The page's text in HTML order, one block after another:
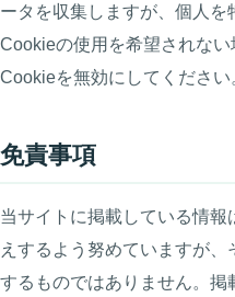
ータを収集しますが、個人を
Cookieの使用を希望されな
Cookieを無効にしてください
免責事項
当サイトに掲載している情
えするよう努めていますが
するものではありません。掲